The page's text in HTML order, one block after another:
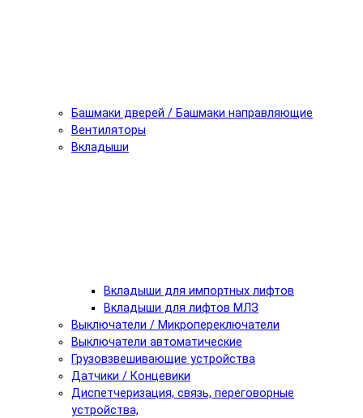
Башмаки дверей / Башмаки направляющие
Вентиляторы
Вкладыши
Вкладыши для импортных лифтов
Вкладыши для лифтов МЛЗ
Выключатели / Микропереключатели
Выключатели автоматические
Грузовзвешивающие устройства
Датчики / Концевики
Диспетчеризация, связь, переговорные
устройства,